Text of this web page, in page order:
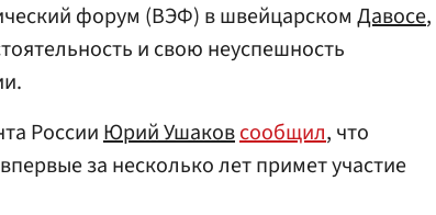
форум (ВЭФ) в швейцарском Давосе,
и свою неуспешность
РоссииЮрий Ушаковсообщил, что
впервые за несколько лет примет участие